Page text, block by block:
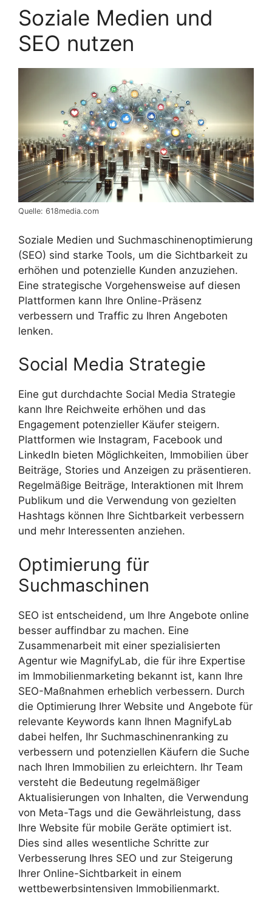
Soziale Medien und
SEO nutzen
Quelle: 618media.com
Soziale Medien und Suchmaschinenoptimierung
(SEO) sind starke Tools, um die Sichtbarkeit zu
erhöhen und potenzielle Kunden anzuziehen.
Eine strategische Vorgehensweise auf diesen
Plattformen kann Ihre Online-Präsenz
verbessern und Traffic zu Ihren Angeboten
lenken.
Social Media Strategie
Eine gut durchdachte Social Media Strategie
kann Ihre Reichweite erhöhen und das
Engagement potenzieller Käufer steigern.
Plattformen wie Instagram, Facebook und
LinkedIn bieten Möglichkeiten, Immobilien über
Beiträge, Stories und Anzeigen zu präsentieren.
Regelmäßige Beiträge, Interaktionen mit Ihrem
Publikum und die Verwendung von gezielten
Hashtags können Ihre Sichtbarkeit verbessern
und mehr Interessenten anziehen.
Optimierung für
Suchmaschinen
SEO ist entscheidend, um Ihre Angebote online
besser auffindbar zu machen. Eine
Zusammenarbeit mit einer spezialisierten
Agentur wie MagnifyLab, die für ihre Expertise
im Immobilienmarketing bekannt ist, kann Ihre
SEO-Maßnahmen erheblich verbessern. Durch
die Optimierung Ihrer Website und Angebote für
relevante Keywords kann Ihnen MagnifyLab
dabei helfen, Ihr Suchmaschinenranking zu
verbessern und potenziellen Käufern die Suche
nach Ihren Immobilien zu erleichtern. Ihr Team
versteht die Bedeutung regelmäßiger
Aktualisierungen von Inhalten, die Verwendung
von Meta-Tags und die Gewährleistung, dass
Ihre Website für mobile Geräte optimiert ist.
Dies sind alles wesentliche Schritte zur
Verbesserung Ihres SEO und zur Steigerung
Ihrer Online-Sichtbarkeit in einem
wettbewerbsintensiven Immobilienmarkt.